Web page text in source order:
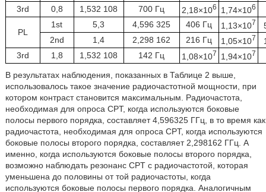
3rd
0,8 1,532 108 700 Гц 2,18×106 1,74×106
PL
1st 5,3 4,596 325 406 Гц 1,13×107
2nd
1,4 2,298 162 216 Гц 1,05×107
3rd
1,8 1,532 108 142 Гц 1,08×107 1,94×107
В результатах наблюдения, показанных в Таблице 2 выше,
использовалось такое значение радиочастотной мощности, при
котором контраст становится максимальным. Радиочастота,
необходимая для опроса CPT, когда используются боковые
полосы первого порядка, составляет 4,596325 ГГц, в то время как
радиочастота, необходимая для опроса CPT, когда используются
боковые полосы второго порядка, составляет 2,298162 ГГц. А
именно, когда используются боковые полосы второго порядка,
возможно наблюдать резонанс CPT с радиочастотой, которая
уменьшена до половины от той радиочастоты, когда
используются боковые полосы первого порядка. Аналогичным